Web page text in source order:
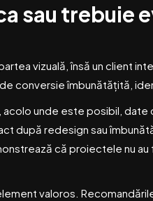
sau trebuie
vizuală, însă un client
conversie îmbunătățită,
unde este posibil,
după redesign sau
că proiectele nu
valoros.